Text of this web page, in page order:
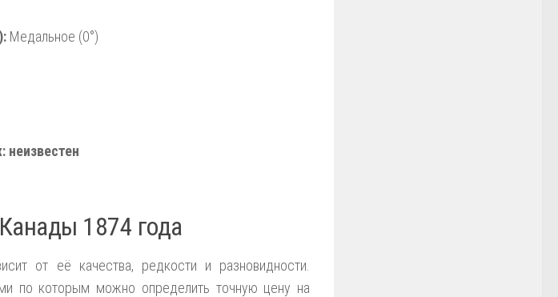
Медальное (0°)
1874 года
от её качества, редкости и разновидности.
по которым можно определить точную цену на